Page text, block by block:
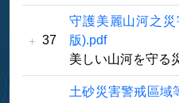
37
守護美麗山河之
版).pdf
美しい山河を守る
土砂災害警戒區域